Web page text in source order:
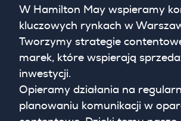
W Hamilton May wspieramy
kluczowych rynkach w
Tworzymy strategie
marek, które wspierają
inwestycji.
Opieramy działania na
planowaniu komunikacji w